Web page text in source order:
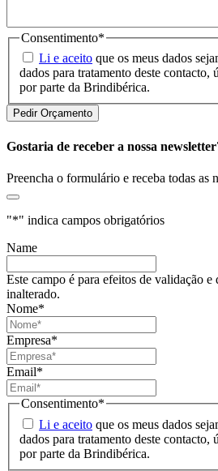
Consentimento*
Li e aceito que os meus dados
dados para tratamento deste contacto,
por parte da Brindibérica.
Gostaria de receber a nossa
Preencha o formulário e receba todas as
"*" indica campos obrigatórios
Name
Este campo é para efeitos de validação e
inalterado.
Nome*
Empresa*
Email*
Consentimento*
Li e aceito que os meus dados
dados para tratamento deste contacto,
por parte da Brindibérica.